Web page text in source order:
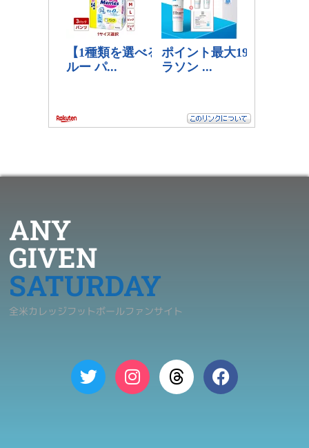
ANY
GIVEN
SATURDAY
全米カレッジフットボールファンサイト